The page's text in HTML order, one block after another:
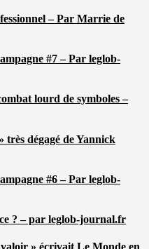
– Par Marrie de
#7 – Par leglob-
lourd de symboles –
très dégagé de Yannick
#6 – Par leglob-
? – par leglob-journal.fr